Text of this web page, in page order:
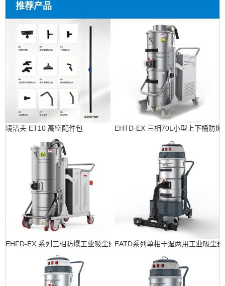
推荐产品
境洁夫 ET10 高空配件包 EHTD-EX 三相70L小型上下桶防爆
EHFD-EX 系列三相防爆工业吸尘器EATD系列单相干湿两用工业吸尘器